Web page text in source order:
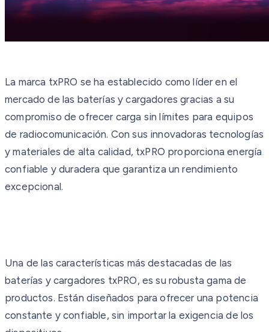
La marca txPRO se ha establecido como líder en el
mercado de las baterías y cargadores gracias a su
compromiso de ofrecer carga sin límites para equipos
de radiocomunicación. Con sus innovadoras tecnologías
y materiales de alta calidad, txPRO proporciona energía
confiable y duradera que garantiza un rendimiento
excepcional.
Una de las características más destacadas de las
baterías y cargadores txPRO, es su robusta gama de
productos. Están diseñados para ofrecer una potencia
constante y confiable, sin importar la exigencia de los